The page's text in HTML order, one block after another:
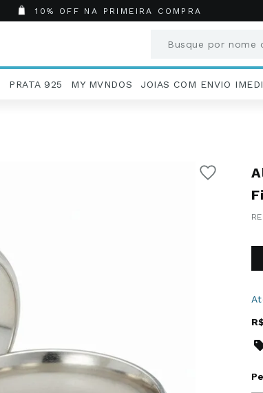
10% OFF NA PRIMEIRA COMPRA
Busque por nome
PRATA 925 MY MVNDOS JOIAS COM ENVIO
Termos mais
Masculino